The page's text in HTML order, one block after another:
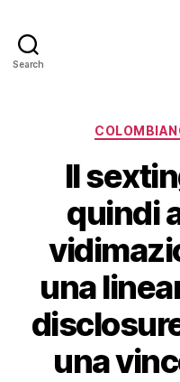
Search
Il
quindi
una
una